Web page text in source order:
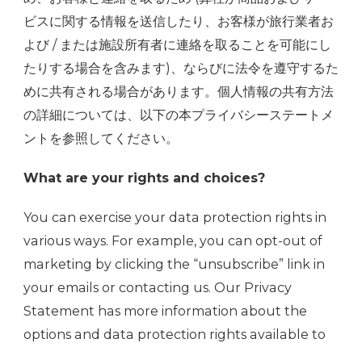
ビスに関する情報を送信したり、お客様が旅行業者お
よび / または施設所有者に連絡を取ることを可能にし
たりする場合を含みます)、ならびに法令を遵守するた
めに共有される場合があります。個人情報の共有方法
の詳細については、以下の本プライバシーステートメ
ントを参照してください。
What are your rights and choices?
You can exercise your data protection rights in
various ways. For example, you can opt-out of
marketing by clicking the “unsubscribe” link in
your emails or contacting us. Our Privacy
Statement has more information about the
options and data protection rights available to